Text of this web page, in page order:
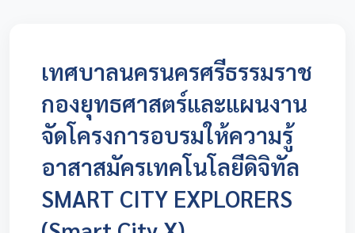
เทศบาลนครนครศรีธรรมราช
กองยุทธศาสตร์และแผนงาน
จัดโครงการอบรมให้ความรู้
อาสาสมัครเทคโนโลยีดิจิทัล
SMART CITY EXPLORERS